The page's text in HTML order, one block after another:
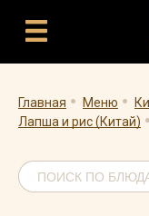
Главная . Меню .
Лапша и рис (Китай)